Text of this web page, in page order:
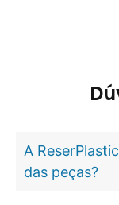
A
das peças?